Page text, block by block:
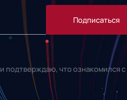
Подписаться
и подтверждаю, что ознакомился с